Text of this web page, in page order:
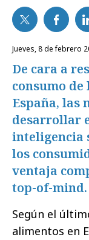
jueves, 8 de febrero
De cara a
consumo
España, las
desarrollar
inteligencia
los
ventaja
top-of-mind.
Según el
alimentos en